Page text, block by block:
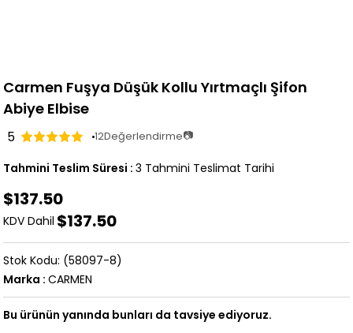
Carmen Fuşya Düşük Kollu Yırtmaçlı Şifon
Abiye Elbise
5 12Değerlendirme📷
Tahmini Teslim Süresi : 3 Tahmini Teslimat Tarihi
$137.50
KDV Dahil $137.50
(58097-8)
Marka : CARMEN
Bu ürünün yanında bunları da tavsiye ediyoruz.